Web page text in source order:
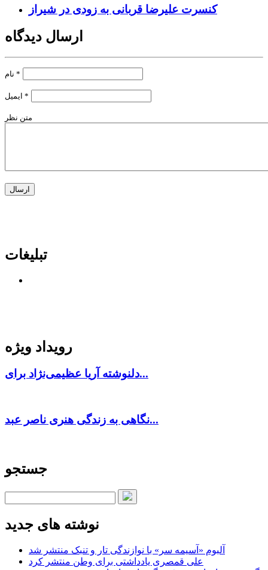
کنسرت علیرضا قربانی به زودی در شیراز
ارسال دیدگاه
*
*
متن نظر
تبلیغات
رویداد ویژه
دلنوشته آریا عظیمی‌نژاد برای...
نگاهی به زندگی هنری ناصر عبد...
جستجو
نوشته های جدید
آلبوم «آسیمه سر» با نوازندگی تار و تنبک منتشر شد
علی قمصری یادداشتی برای وطن منتشر کرد